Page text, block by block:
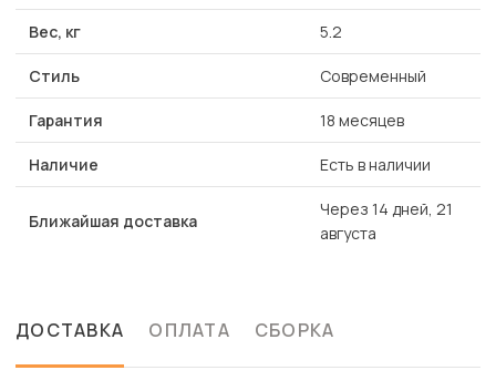
Вес, кг 5.2
Стиль Современный
Гарантия 18 месяцев
Наличие Есть в наличии
Ближайшая доставка
Через 14 дней, 21
августа
ДОСТАВКА ОПЛАТА СБОРКА